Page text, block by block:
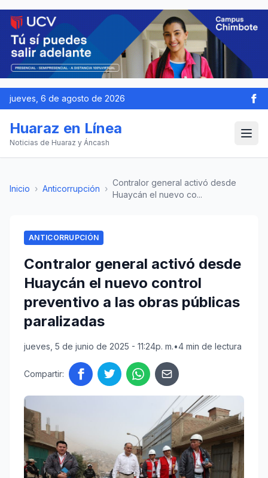
jueves, 6 de agosto de 2026
Huaraz en Línea
Noticias de Huaraz y Áncash
Inicio › Anticorrupción ›
Contralor general activó desde
Huaycán el nuevo co...
ANTICORRUPCIÓN
Contralor general activó desde
Huaycán el nuevo control
preventivo a las obras públicas
paralizadas
jueves, 5 de junio de 2025 - 11:24p. m.•4 min de lectura
Compartir: